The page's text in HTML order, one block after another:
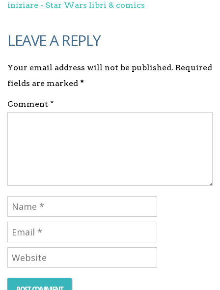
iniziare - Star Wars libri & comics
LEAVE A REPLY
Your email address will not be published. Required
fields are marked *
Comment *